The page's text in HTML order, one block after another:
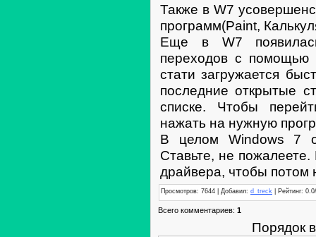
Также в W7
программ(Paint,
Еще в W7
переходов с помощью
стати загружается
последние открытые
списке. Чтобы
нажать на нужную
В целом Windows 7
Ставьте, не
драйвера, чтобы потом
Просмотров: 7644 | Добавил: d_treck | Рейтинг:
Всего комментариев: 1
Порядок